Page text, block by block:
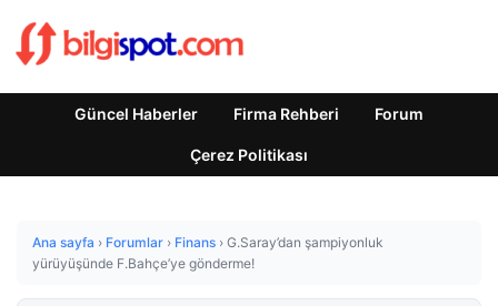
Güncel Haberler Firma Rehberi Forum
Çerez Politikası
Ana sayfa › Forumlar › Finans › G.Saray’dan şampiyonluk
yürüyüşünde F.Bahçe’ye gönderme!